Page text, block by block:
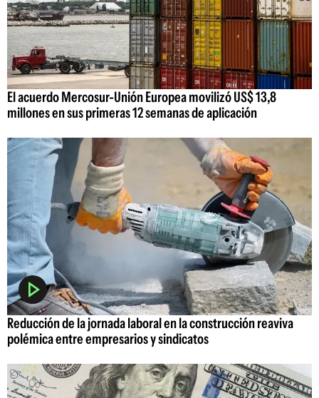
El acuerdo Mercosur-Unión Europea movilizó US$ 13,8
millones en sus primeras 12 semanas de aplicación
Reducción de la jornada laboral en la construcción reaviva
polémica entre empresarios y sindicatos